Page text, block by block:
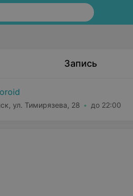
Запись
ул. Тимирязева, 28 до 22:00